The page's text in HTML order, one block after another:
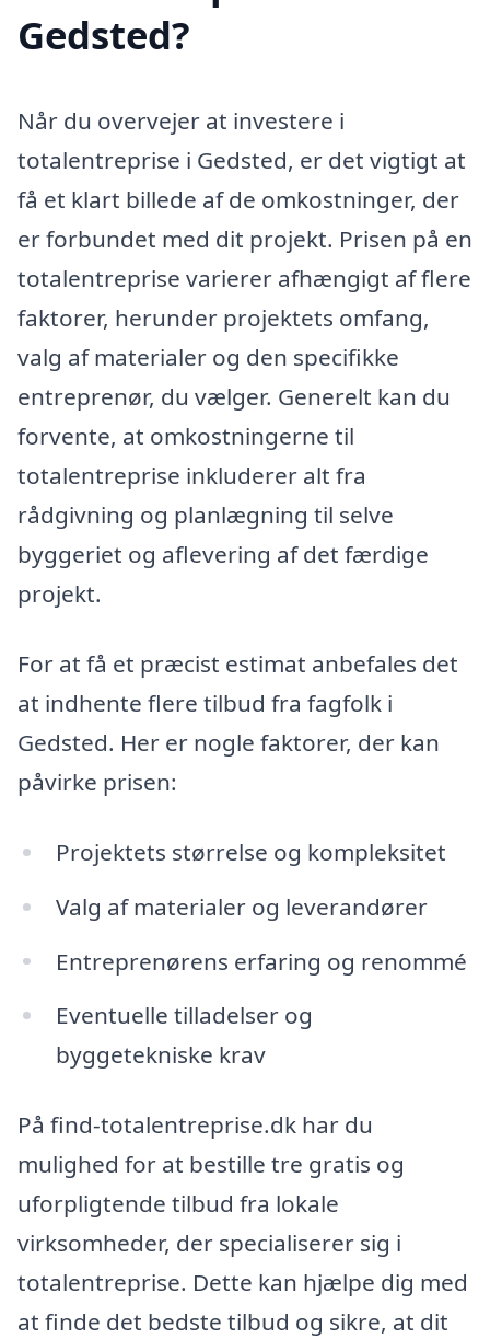
Gedsted?
Når du overvejer at investere i
totalentreprise i Gedsted, er det vigtigt at
få et klart billede af de omkostninger, der
er forbundet med dit projekt. Prisen på en
totalentreprise varierer afhængigt af flere
faktorer, herunder projektets omfang,
valg af materialer og den specifikke
entreprenør, du vælger. Generelt kan du
forvente, at omkostningerne til
totalentreprise inkluderer alt fra
rådgivning og planlægning til selve
byggeriet og aflevering af det færdige
projekt.
For at få et præcist estimat anbefales det
at indhente flere tilbud fra fagfolk i
Gedsted. Her er nogle faktorer, der kan
påvirke prisen:
Projektets størrelse og kompleksitet
Valg af materialer og leverandører
Entreprenørens erfaring og renommé
Eventuelle tilladelser og
byggetekniske krav
På find-totalentreprise.dk har du
mulighed for at bestille tre gratis og
uforpligtende tilbud fra lokale
virksomheder, der specialiserer sig i
totalentreprise. Dette kan hjælpe dig med
at finde det bedste tilbud og sikre, at dit